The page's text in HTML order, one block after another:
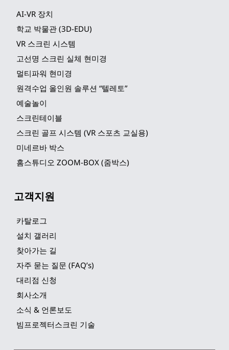
AI-VR 장치
학교 박물관 (3D-EDU)
VR 스크린 시스템
고선명 스크린 실체 현미경
멀티파워 현미경
원격수업 올인원 솔루션 “텔레토”
예술놀이
스크린테이블
스크린 골프 시스템 (VR 스포츠 교실용)
미네르바 박스
홈스튜디오 ZOOM-BOX (줌박스)
고객지원
카탈로그
설치 갤러리
찾아가는 길
자주 묻는 질문 (FAQ’s)
대리점 신청
회사소개
소식 & 언론보도
빔프로젝터스크린 기술